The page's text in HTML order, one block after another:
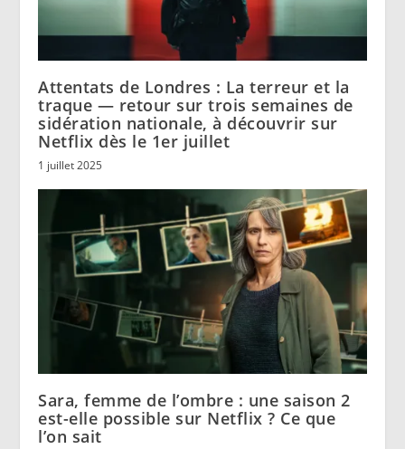
Attentats de Londres : La terreur et la
traque — retour sur trois semaines de
sidération nationale, à découvrir sur
Netflix dès le 1er juillet
1 juillet 2025
Sara, femme de l’ombre : une saison 2
est-elle possible sur Netflix ? Ce que
l’on sait